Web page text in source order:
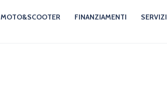
MOTO&SCOOTER FINANZIAMENTI SERVIZI